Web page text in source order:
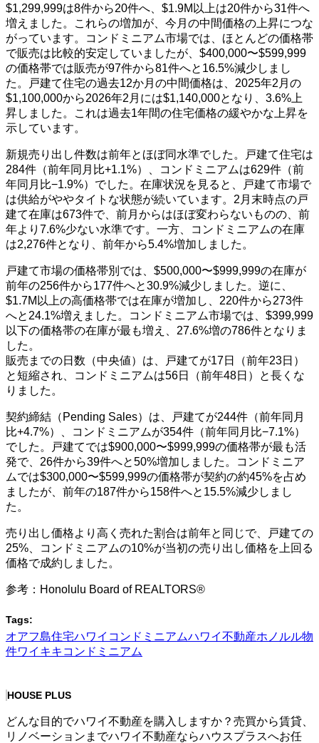
$1,299,999は8件から20件へ、$1.9M以上は20件から31件へ
増えました。これらの増加が、今月の中間価格の上昇につな
がっています。コンドミニアム市場では、ほとんどの価格帯
で販売は比較的安定していましたが、$400,000〜$599,999
の価格帯では販売が97件から81件へと16.5%減少しまし
た。戸建て住宅の過去12か月の中間価格は、2025年2月の
$1,100,000から2026年2月には$1,140,000となり、3.6%上
昇しました。これは過去1年間の住宅価格の緩やかな上昇を
示しています。
新規売り出し件数は前年とほぼ同水準でした。戸建て住宅は
284件（前年同月比+1.1%）、コンドミニアムは629件（前
年同月比−1.9%）でした。在庫状況を見ると、戸建て市場で
は供給がややタイトな状態が続いています。2月末時点の戸
建て在庫は673件で、前月からはほぼ変わらないものの、前
年より7.6%少ない水準です。一方、コンドミニアムの在庫
は2,276件となり、前年から5.4%増加しました。
戸建て市場の価格帯別では、$500,000〜$999,999の在庫が
前年の256件から177件へと30.9%減少しました。逆に、
$1.7M以上の高価格帯では在庫が増加し、220件から273件
へと24.1%増えました。コンドミニアム市場では、$399,999
以下の価格帯の在庫が最も増え、27.6%増の786件となりま
した。
販売までの日数（中央値）は、戸建てが17日（前年23日）
と短縮され、コンドミニアムは56日（前年48日）と長くな
りました。
契約締結（Pending Sales）は、戸建てが244件（前年同月
比+4.7%）、コンドミニアムが354件（前年同月比−7.1%）
でした。戸建てでは$900,000〜$999,999の価格帯が最も活
発で、26件から39件へと50%増加しました。コンドミニア
ムでは$300,000〜$599,999の価格帯が契約の約45%を占め
ましたが、前年の187件から158件へと15.5%減少しまし
た。
売り出し価格より高く売れた割合は前年と同じで、戸建ての
25%、コンドミニアムの10%が当初の売り出し価格を上回る
価格で成約しました。
参考：Honolulu Board of REALTORS®
Tags:
オアフ島住宅ハワイコンドミニアムハワイ不動産ホノルル物
件ワイキキコンドミニアム
HOUSE PLUS
どんな目的でハワイ不動産を購入しますか？売買から賃貸、
リノベーションまでハワイ不動産ならハウスプラスへお任